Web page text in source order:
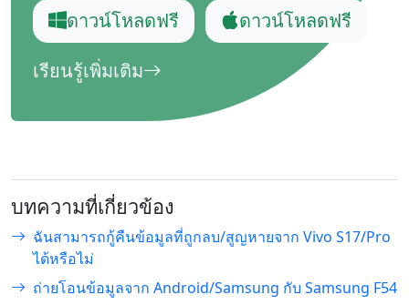
ดาวน์โหลดฟรี ดาวน์โหลดฟรี
เรียนรู้เพิ่มเติม
บทความที่เกี่ยวข้อง
ฉันสามารถกู้คืนข้อมูลที่ถูกลบ/สูญหายจาก Vivo S17/Pro
ได้หรือไม่
ถ่ายโอนข้อมูลจาก Android/Samsung กับ Samsung F54